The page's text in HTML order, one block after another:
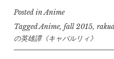
Posted inAnime
TaggedAnime, fall 2015,
の英雄譚《キャバルリィ》